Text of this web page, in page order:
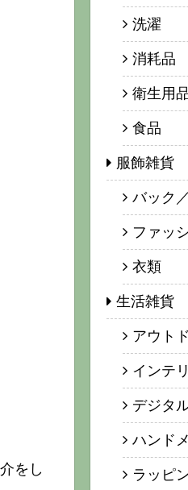
をし
洗濯
消耗品
衛生用
食品
服飾雑貨
バック
ファッ
衣類
生活雑貨
アウト
インテ
デジタ
ハンド
ラッピ